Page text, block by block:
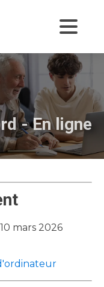
- En ligne
mars 2026